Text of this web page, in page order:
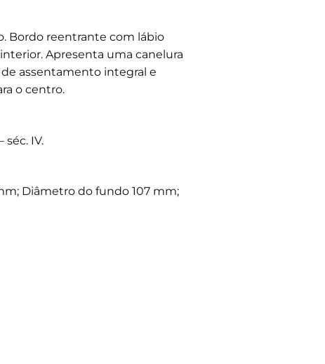
Bordo reentrante com lábio
Apresenta uma canelura
assentamento integral e
o centro.
séc. IV.
Diâmetro do fundo 107 mm;